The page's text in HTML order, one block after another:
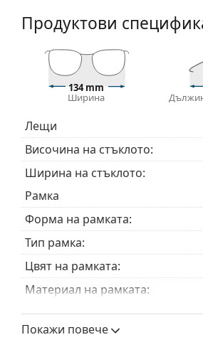
Доставяме диоптричните
или торбичката и дизайнът
Кърпичката за почистване,
модели могат да бъдат
Разгледайте пълната ни гама
ръководство за очила
, ако
Това е медицинско
Продуктови
134 mm
Ширина
Лещи
Височина на стъклото:
Ширина на стъклото:
Рамка
Форма на рамката:
Тип рамка:
Цвят на рамката:
Материал на рамката:
Размер:
Ширина:
Покажи повече